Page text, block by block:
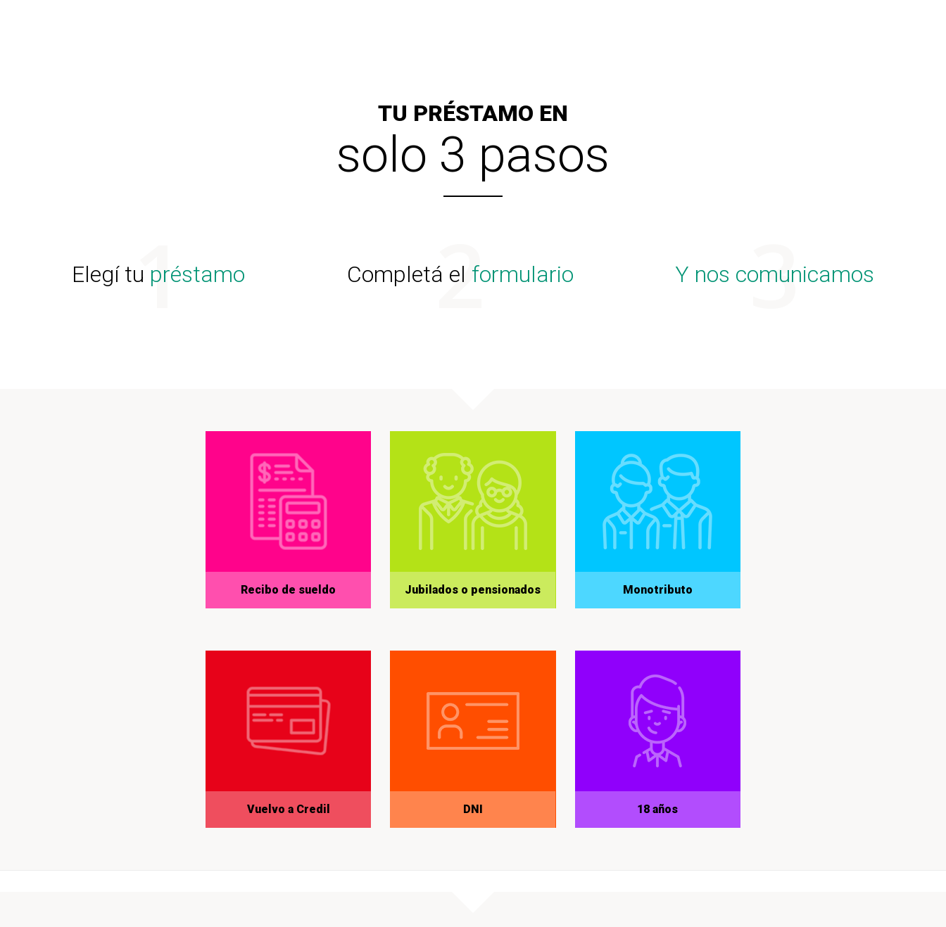
TU PRÉSTAMO EN
solo 3 pasos
Elegí tu préstamo Completá el formulario Y nos comunicamos
Recibo de sueldo Jubilados o pensionados Monotributo
Vuelvo a Credil DNI 18 años